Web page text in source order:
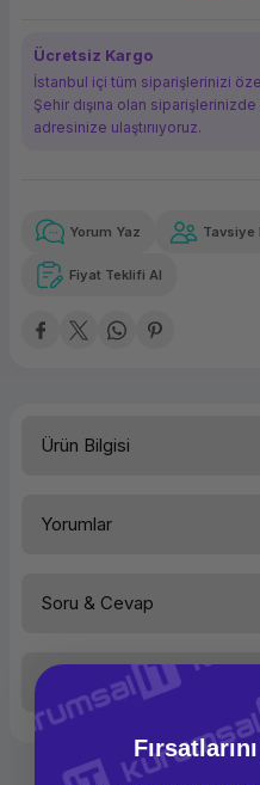
Ücretsiz Kargo
İstanbul içi tüm siparişlerinizi
Şehir dışına olan
adresinize ulaştırııyoruz.
Güvenilir Alışveriş
Kolay iade imkanı
846,31 TL
Yorum Yaz Tavsiye
Fiyat Teklifi Al
Ürün Bilgisi
Yorumlar
Soru & Cevap
Ürün hakkında
Taksit Seçenekleri